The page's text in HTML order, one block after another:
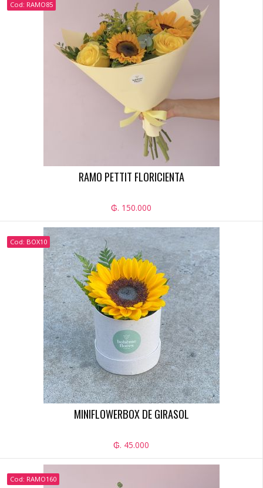
Cod: RAMO85
RAMO PETTIT FLORICIENTA
₲. 150.000
Cod: BOX10
MINIFLOWERBOX DE GIRASOL
₲. 45.000
Cod: RAMO160